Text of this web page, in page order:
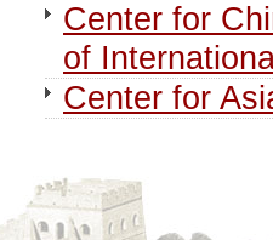
Center for
of
Center for